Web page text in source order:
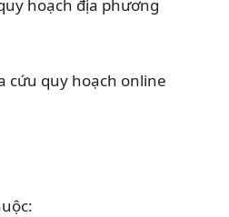
hoạch địa phương
cứu quy hoạch online